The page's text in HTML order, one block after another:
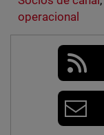
operacional